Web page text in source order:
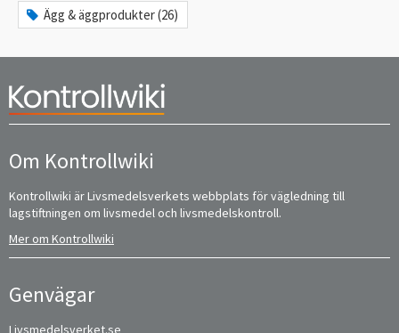
Ägg & äggprodukter (26)
Om Kontrollwiki
Kontrollwiki är Livsmedelsverkets webbplats för vägledning till
lagstiftningen om livsmedel och livsmedelskontroll.
Mer om Kontrollwiki
Genvägar
Livsmedelsverket.se